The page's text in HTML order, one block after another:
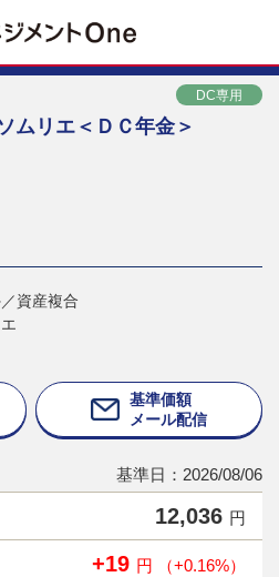
DC専用
ムリエ＜ＤＣ年金＞
資産複合
基準価額
メール配信
基準日：2026/08/06
12,036 円
+19 円 （+0.16%）